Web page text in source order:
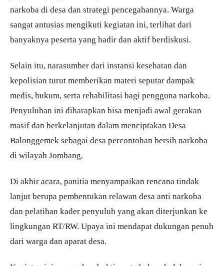
narkoba di desa dan strategi pencegahannya. Warga
sangat antusias mengikuti kegiatan ini, terlihat dari
banyaknya peserta yang hadir dan aktif berdiskusi.
Selain itu, narasumber dari instansi kesehatan dan
kepolisian turut memberikan materi seputar dampak
medis, hukum, serta rehabilitasi bagi pengguna narkoba.
Penyuluhan ini diharapkan bisa menjadi awal gerakan
masif dan berkelanjutan dalam menciptakan Desa
Balonggemek sebagai desa percontohan bersih narkoba
di wilayah Jombang.
Di akhir acara, panitia menyampaikan rencana tindak
lanjut berupa pembentukan relawan desa anti narkoba
dan pelatihan kader penyuluh yang akan diterjunkan ke
lingkungan RT/RW. Upaya ini mendapat dukungan penuh
dari warga dan aparat desa.